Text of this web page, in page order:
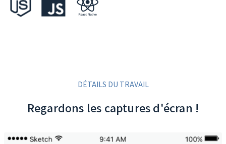
DÉTAILS DU TRAVAIL
Regardons les captures d'écran !